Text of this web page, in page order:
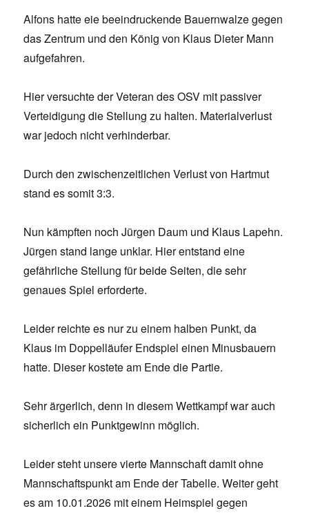
Alfons hatte eie beeindruckende Bauernwalze gegen
das Zentrum und den König von Klaus Dieter Mann
aufgefahren.
Hier versuchte der Veteran des OSV mit passiver
Verteidigung die Stellung zu halten. Materialverlust
war jedoch nicht verhinderbar.
Durch den zwischenzeitlichen Verlust von Hartmut
stand es somit 3:3.
Nun kämpften noch Jürgen Daum und Klaus Lapehn.
Jürgen stand lange unklar. Hier entstand eine
gefährliche Stellung für beide Seiten, die sehr
genaues Spiel erforderte.
Leider reichte es nur zu einem halben Punkt, da
Klaus im Doppelläufer Endspiel einen Minusbauern
hatte. Dieser kostete am Ende die Partie.
Sehr ärgerlich, denn in diesem Wettkampf war auch
sicherlich ein Punktgewinn möglich.
Leider steht unsere vierte Mannschaft damit ohne
Mannschaftspunkt am Ende der Tabelle. Weiter geht
es am 10.01.2026 mit einem Heimspiel gegen